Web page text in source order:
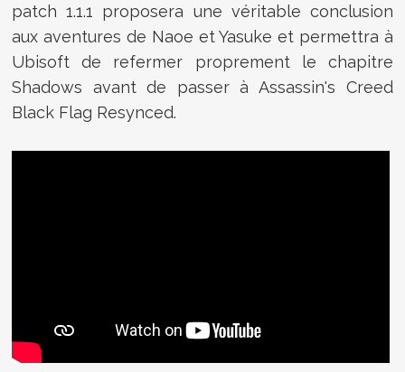
patch 1.1.1 proposera une véritable conclusion
aux aventures de Naoe et Yasuke et permettra à
Ubisoft de refermer proprement le chapitre
Shadows avant de passer à Assassin's Creed
Black Flag Resynced.